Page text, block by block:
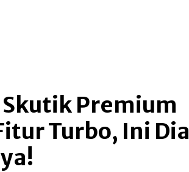
Skutik Premium
Turbo, Ini Dia